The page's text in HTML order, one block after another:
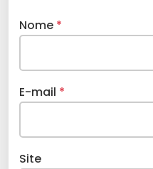
Nome *
E-mail *
Site